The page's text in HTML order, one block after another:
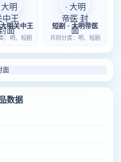
明关中王
：明、短剧
短剧 · 大明帝医
共同分类：明、短剧
数据